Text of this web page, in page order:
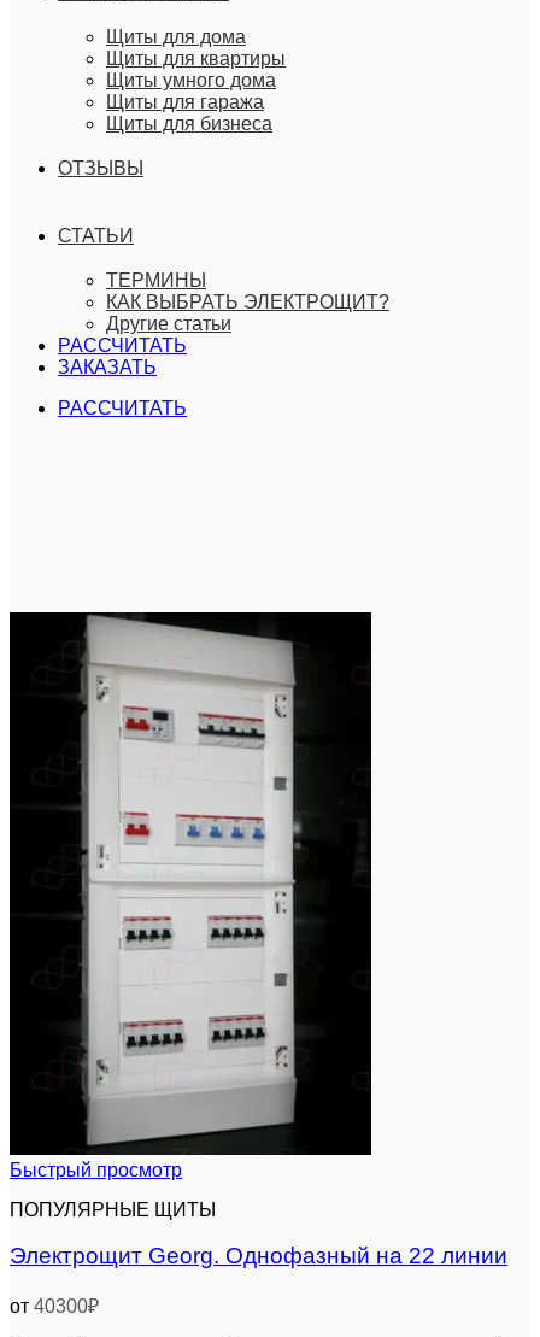
Щиты для дома
Щиты для квартиры
Щиты умного дома
Щиты для гаража
Щиты для бизнеса
ОТЗЫВЫ
СТАТЬИ
ТЕРМИНЫ
КАК ВЫБРАТЬ ЭЛЕКТРОЩИТ?
Другие статьи
РАССЧИТАТЬ
ЗАКАЗАТЬ
РАССЧИТАТЬ
Быстрый просмотр
ПОПУЛЯРНЫЕ ЩИТЫ
Электрощит Georg. Однофазный на 22 линии
от 40300₽